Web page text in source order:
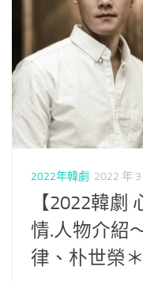
2022年韓劇 2022 年 3
【2022韓劇
情.人物介紹
律、朴世榮